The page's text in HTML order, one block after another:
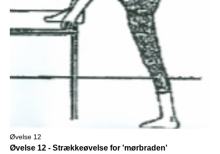
Øvelse 12
Øvelse 12 - Strækkeøvelse for 'mørbraden'